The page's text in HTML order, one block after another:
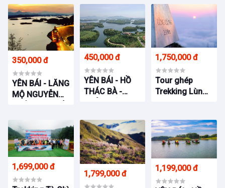
YÊN BÁI
TÚ LỆ - YÊN
BÁI
350,000 đ
YÊN BÁI - LĂNG
MỘ NGUYỄN
THỦY ĐIỆN -
ĐỘNG THỦY
TIÊN
450,000 đ
YÊN BÁI - HỒ
THÁC BÀ -
ĐỘNG THỦY
TIÊN - LÀNG AN
BÌNH - ĐẢO
TRÀM
1,750,000 đ
Tour ghép
Trekking Lùng
1,699,000 đ
1,799,000 đ
1,199,000 đ